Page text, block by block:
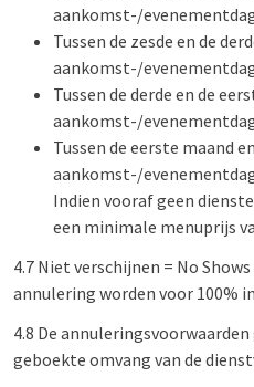
aankomst-/
Tussen de zesde en de
aankomst-/
Tussen de derde en de
aankomst-/
Tussen de eerste maand
aankomst-/
Indien vooraf geen
een minimale menuprijs
4.7 Niet verschijnen = No
annulering worden voor 100%
4.8 De
geboekte omvang van de